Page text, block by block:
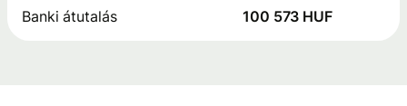
Banki átutalás 100 573 HUF